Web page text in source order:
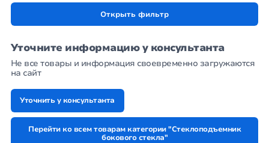
Открыть фильтр
Уточните информацию у консультанта
Не все товары и информация своевременно загружаются
на сайт
Уточнить у консультанта
Перейти ко всем товарам категории "Стеклоподъемник
бокового стекла"